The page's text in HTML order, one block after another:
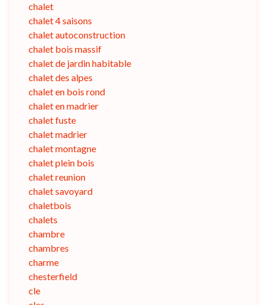
chalet
chalet 4 saisons
chalet autoconstruction
chalet bois massif
chalet de jardin habitable
chalet des alpes
chalet en bois rond
chalet en madrier
chalet fuste
chalet madrier
chalet montagne
chalet plein bois
chalet reunion
chalet savoyard
chaletbois
chalets
chambre
chambres
charme
chesterfield
cle